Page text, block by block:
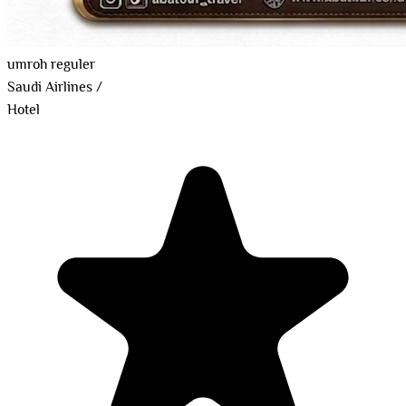
umroh reguler
Saudi Airlines/
Hotel